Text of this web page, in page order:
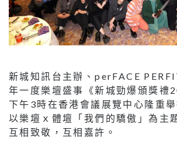
新城知訊台主辦、perFACE
年一度樂壇盛事《新城勁爆頒獎禮
下午3時在香港會議展覽中心隆重
以樂壇ｘ體壇「我們的驕傲」為主
互相致敬，互相嘉許。